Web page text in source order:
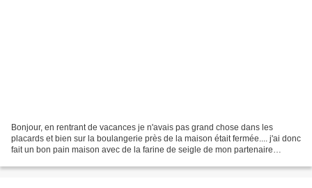
Bonjour, en rentrant de vacances je n'avais pas grand chose dans les
placards et bien sur la boulangerie près de la maison était fermée.... j'ai donc
fait un bon pain maison avec de la farine de seigle de mon partenaire